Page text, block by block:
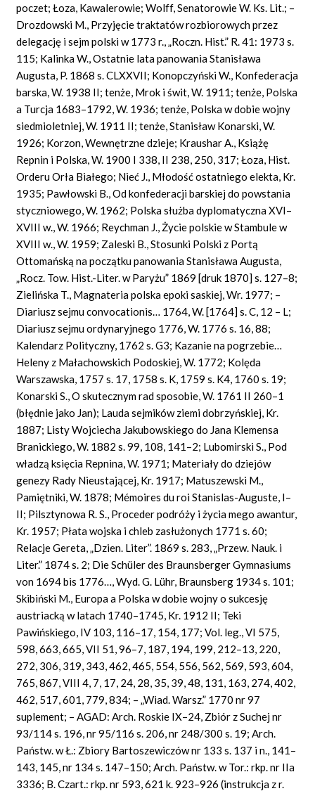
poczet; Łoza, Kawalerowie; Wolff, Senatorowie W. Ks. Lit.; –
Drozdowski M., Przyjęcie traktatów rozbiorowych przez
delegację i sejm polski w 1773 r., „Roczn. Hist.” R. 41: 1973 s.
115; Kalinka W., Ostatnie lata panowania Stanisława
Augusta, P. 1868 s. CLXXVII; Konopczyński W., Konfederacja
barska, W. 1938 II; tenże, Mrok i świt, W. 1911; tenże, Polska
a Turcja 1683–1792, W. 1936; tenże, Polska w dobie wojny
siedmioletniej, W. 1911 II; tenże, Stanisław Konarski, W.
1926; Korzon, Wewnętrzne dzieje; Kraushar A., Książę
Repnin i Polska, W. 1900 I 338, II 238, 250, 317; Łoza, Hist.
Orderu Orła Białego; Nieć J., Młodość ostatniego elekta, Kr.
1935; Pawłowski B., Od konfederacji barskiej do powstania
styczniowego, W. 1962; Polska służba dyplomatyczna XVI–
XVIII w., W. 1966; Reychman J., Życie polskie w Stambule w
XVIII w., W. 1959; Zaleski B., Stosunki Polski z Portą
Ottomańską na początku panowania Stanisława Augusta,
„Rocz. Tow. Hist.-Liter. w Paryżu” 1869 [druk 1870] s. 127–8;
Zielińska T., Magnateria polska epoki saskiej, Wr. 1977; –
Diariusz sejmu convocationis… 1764, W. [1764] s. C, 12 – L;
Diariusz sejmu ordynaryjnego 1776, W. 1776 s. 16, 88;
Kalendarz Polityczny, 1762 s. G3; Kazanie na pogrzebie…
Heleny z Małachowskich Podoskiej, W. 1772; Kolęda
Warszawska, 1757 s. 17, 1758 s. K, 1759 s. K4, 1760 s. 19;
Konarski S., O skutecznym rad sposobie, W. 1761 II 260–1
(błędnie jako Jan); Lauda sejmików ziemi dobrzyńskiej, Kr.
1887; Listy Wojciecha Jakubowskiego do Jana Klemensa
Branickiego, W. 1882 s. 99, 108, 141–2; Lubomirski S., Pod
władzą księcia Repnina, W. 1971; Materiały do dziejów
genezy Rady Nieustającej, Kr. 1917; Matuszewski M.,
Pamiętniki, W. 1878; Mémoires du roi Stanislas-Auguste, I–
II; Pilsztynowa R. S., Proceder podróży i życia mego awantur,
Kr. 1957; Płata wojska i chleb zasłużonych 1771 s. 60;
Relacje Gereta, „Dzien. Liter”. 1869 s. 283, „Przew. Nauk. i
Liter.” 1874 s. 2; Die Schüler des Braunsberger Gymnasiums
von 1694 bis 1776…, Wyd. G. Lühr, Braunsberg 1934 s. 101;
Skibiński M., Europa a Polska w dobie wojny o sukcesję
austriacką w latach 1740–1745, Kr. 1912 II; Teki
Pawińskiego, IV 103, 116–17, 154, 177; Vol. leg., VI 575,
598, 663, 665, VII 51, 96–7, 187, 194, 199, 212–13, 220,
272, 306, 319, 343, 462, 465, 554, 556, 562, 569, 593, 604,
765, 867, VIII 4, 7, 17, 24, 28, 35, 39, 48, 131, 163, 274, 402,
462, 517, 601, 779, 834; – „Wiad. Warsz.” 1770 nr 97
suplement; – AGAD: Arch. Roskie IX–24, Zbiór z Suchej nr
93/114 s. 196, nr 95/116 s. 206, nr 248/300 s. 19; Arch.
Państw. w Ł.: Zbiory Bartoszewiczów nr 133 s. 137 i n., 141–
143, 145, nr 134 s. 147–150; Arch. Państw. w Tor.: rkp. nr IIa
3336; B. Czart.: rkp. nr 593, 621 k. 923–926 (instrukcja z r.